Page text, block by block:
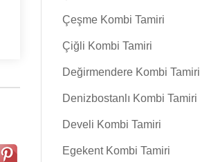
Çeşme Kombi Tamiri
Çiğli Kombi Tamiri
Değirmendere Kombi Tamiri
Denizbostanlı Kombi Tamiri
Develi Kombi Tamiri
Egekent Kombi Tamiri